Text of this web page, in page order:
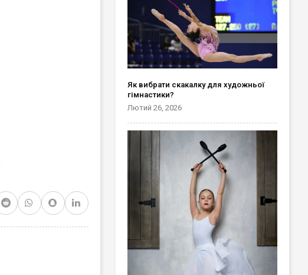
Як вибрати скакалку для художньої
гімнастики?
Лютий 26, 2026